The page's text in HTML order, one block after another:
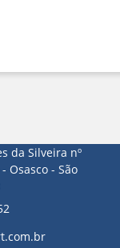
da Silveira nº
Osasco - São